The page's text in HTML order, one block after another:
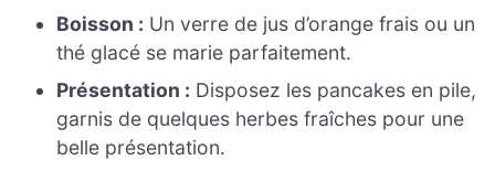
Boisson : Un verre de jus d’orange frais ou un
thé glacé se marie parfaitement.
Présentation : Disposez les pancakes en pile,
garnis de quelques herbes fraîches pour une
belle présentation.